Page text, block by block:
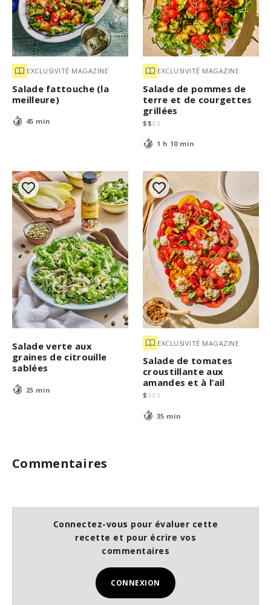
EXCLUSIVITÉ MAGAZINE
Salade fattouche (la
meilleure)
45 min
EXCLUSIVITÉ MAGAZINE
Salade de pommes de
terre et de courgettes
grillées
$$$ $
1 h 10 min
Salade verte aux
graines de citrouille
sablées
25 min
EXCLUSIVITÉ MAGAZINE
Salade de tomates
croustillante aux
amandes et à l’ail
$ $$ $
35 min
d
s
Commentaires
Connectez-vous pour évaluer cette
recette et pour écrire vos
commentaires
CONNEXION